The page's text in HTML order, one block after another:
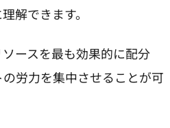
解できます。
ースを最も効果的に配分
労力を集中させることが可